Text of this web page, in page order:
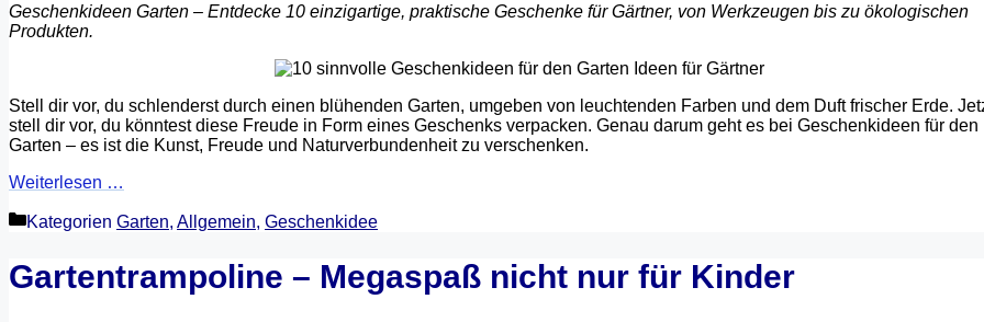
Geschenkideen Garten – Entdecke 10 einzigartige, praktische Geschenke für Gärtner, von Werkzeugen bis zu ökologischen
Produkten.
Stell dir vor, du schlenderst durch einen blühenden Garten, umgeben von leuchtenden Farben und dem Duft frischer Erde.
stell dir vor, du könntest diese Freude in Form eines Geschenks verpacken. Genau darum geht es bei Geschenkideen für den
Garten – es ist die Kunst, Freude und Naturverbundenheit zu verschenken.
Weiterlesen …
Kategorien Garten, Allgemein, Geschenkidee
Gartentrampoline – Megaspaß nicht nur für Kinder